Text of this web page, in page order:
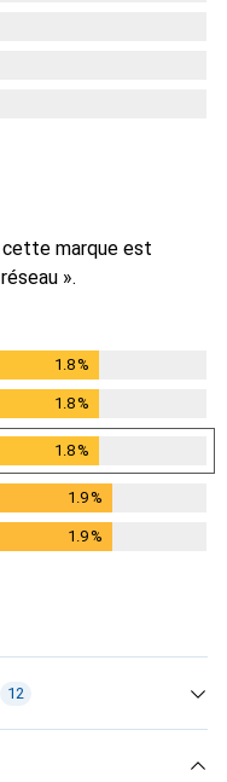
cette marque est
».
1.8%
1.8%
1.8%
1.9%
1.9%
12